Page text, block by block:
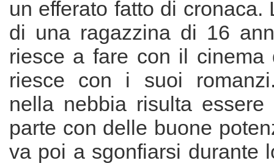
un efferato fatto di cronaca.
di una ragazzina di 16
riesce a fare con il cinema
riesce con i suoi
nella nebbia risulta
parte con delle buone
va poi a sgonfiarsi durante